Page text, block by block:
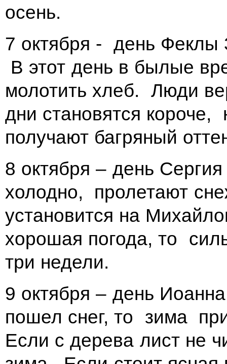
осень.
7 октября - день Феклы
В этот день в былые
молотить хлеб. Люди
дни становятся
получают багряный
8 октября – день
холодно, пролетают
установится на
хорошая погода, то
три недели.
9 октября – день
пошел снег, то зима
Если с дерева лист не